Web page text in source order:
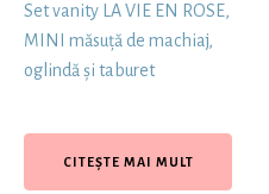
Set vanity LA VIE EN ROSE,
MINI măsuță de machiaj,
oglindă și taburet
CITEȘTE MAI MULT